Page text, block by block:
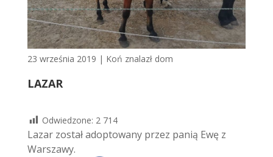
23 września 2019 | Koń znalazł dom
LAZAR
Odwiedzone: 2 714
Lazar został adoptowany przez panią Ewę z
Warszawy.